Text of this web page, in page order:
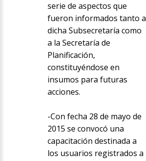
serie de aspectos que
fueron informados tanto a
dicha Subsecretaría como
a la Secretaría de
Planificación,
constituyéndose en
insumos para futuras
acciones.
-Con fecha 28 de mayo de
2015 se convocó una
capacitación destinada a
los usuarios registrados a